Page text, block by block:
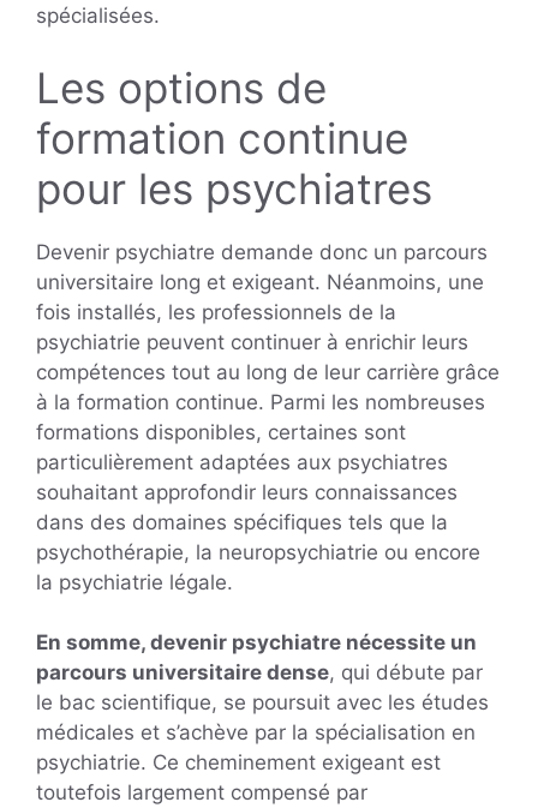
spécialisées.
Les options de
formation continue
pour les psychiatres
Devenir psychiatre demande donc un parcours
universitaire long et exigeant. Néanmoins, une
fois installés, les professionnels de la
psychiatrie peuvent continuer à enrichir leurs
compétences tout au long de leur carrière grâce
à la formation continue. Parmi les nombreuses
formations disponibles, certaines sont
particulièrement adaptées aux psychiatres
souhaitant approfondir leurs connaissances
dans des domaines spécifiques tels que la
psychothérapie, la neuropsychiatrie ou encore
la psychiatrie légale.
En somme, devenir psychiatre nécessite un
parcours universitaire dense, qui débute par
le bac scientifique, se poursuit avec les études
médicales et s’achève par la spécialisation en
psychiatrie. Ce cheminement exigeant est
toutefois largement compensé par